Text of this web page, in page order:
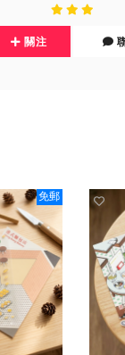
關注
免郵